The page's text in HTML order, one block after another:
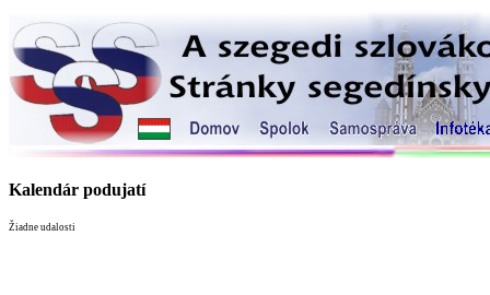
Kalendár podujatí
Žiadne udalosti